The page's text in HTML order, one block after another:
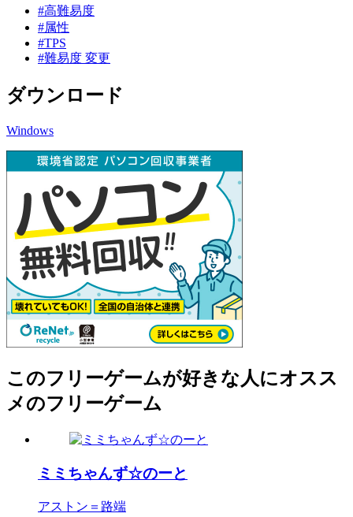
#高難易度
#属性
#TPS
#難易度 変更
ダウンロード
Windows
このフリーゲームが好きな人にオスス
メのフリーゲーム
ミミちゃんず☆のーと
アストン＝路端